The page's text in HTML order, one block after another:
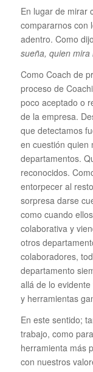
En lugar de mirar
compararnos con
adentro. Como
sueña, quien
Como Coach de
proceso de
poco aceptado o
de la empresa.
que detectamos
en cuestión quien
departamentos.
reconocidos.
entorpecer al
sorpresa darse
como cuando
colaborativa y
otros
colaboradores,
departamento
allá de lo
y herramientas
En este sentido;
trabajo, como
herramienta más
con nuestros